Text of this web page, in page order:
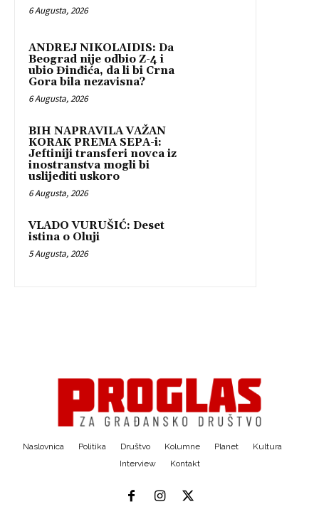
6 Augusta, 2026
ANDREJ NIKOLAIDIS: Da
Beograd nije odbio Z-4 i
ubio Đinđića, da li bi Crna
Gora bila nezavisna?
6 Augusta, 2026
BIH NAPRAVILA VAŽAN
KORAK PREMA SEPA-i:
Jeftiniji transferi novca iz
inostranstva mogli bi
uslijediti uskoro
6 Augusta, 2026
VLADO VURUŠIĆ: Deset
istina o Oluji
5 Augusta, 2026
Naslovnica Politika Društvo Kolumne Planet
Kultura
Interview
Kontakt